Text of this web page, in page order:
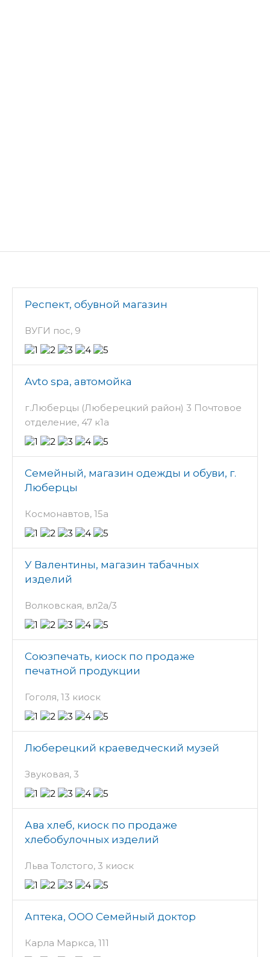
Респект, обувной магазин
ВУГИ пос, 9
Avto spa, автомойка
г.Люберцы (Люберецкий район) 3 Почтовое
отделение, 47 к1а
Семейный, магазин одежды и обуви, г.
Люберцы
Космонавтов, 15а
У Валентины, магазин табачных
изделий
Волковская, вл2а/3
Союзпечать, киоск по продаже
печатной продукции
Гоголя, 13 киоск
Люберецкий краеведческий музей
Звуковая, 3
Ава хлеб, киоск по продаже
хлебобулочных изделий
Льва Толстого, 3 киоск
Аптека, ООО Семейный доктор
Карла Маркса, 111